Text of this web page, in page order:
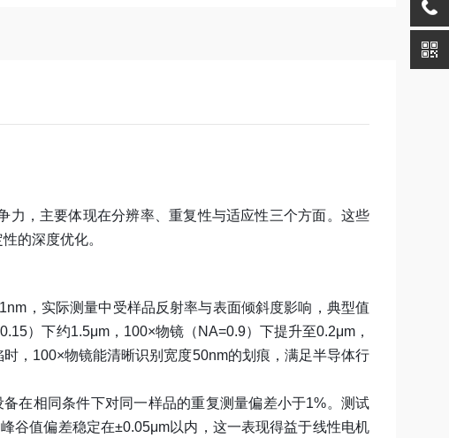
力，主要体现在分辨率、重复性与适应性三个方面。这些
的深度优化。
，实际测量中受样品反射率与表面倾斜度影响，典型值
）下约1.5μm，100×物镜（NA=0.9）下提升至0.2μm，
，100×物镜能清晰识别宽度50nm的划痕，满足半导体行
在相同条件下对同一样品的重复测量偏差小于1%。测试
谷值偏差稳定在±0.05μm以内，这一表现得益于线性电机